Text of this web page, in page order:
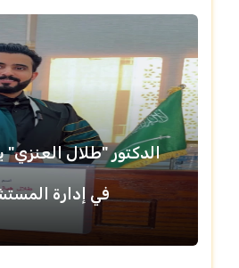
الدكتور "طلال العنزي"
في إدارة المستشفيات